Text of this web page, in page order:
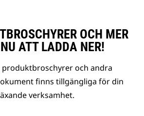
OCH MER
ATT LADDA NER!
produktbroschyrer och andra
finns tillgängliga för din
verksamhet.